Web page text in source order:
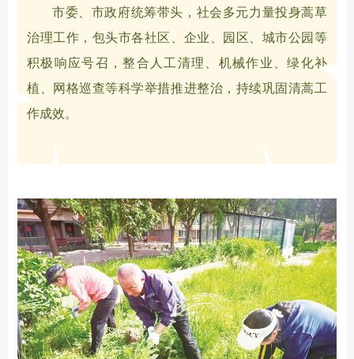
市委、市政府统筹带头，社会多元力量投身蒿草
治理工作，包头市各社区、企业、园区、城市公园等
积极响应号召，整合人工清理、机械作业、绿化补
植、网格巡查等科学举措推进整治，持续巩固清蒿工
作成效。